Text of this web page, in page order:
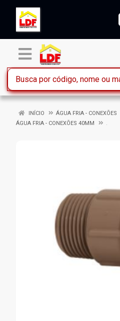
INÍCIO
ÁGUA FRIA - CONEXÕES
ÁGUA FRIA - CONEXÕES 40MM
.